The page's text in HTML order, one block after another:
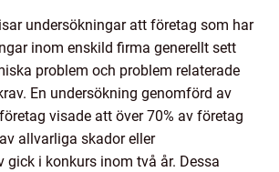
undersökningar att företag som har
inom enskild firma generellt sett
problem och problem relaterade
En undersökning genomförd av
visade att över 70% av företag
allvarliga skador eller
gick i konkurs inom två år. Dessa